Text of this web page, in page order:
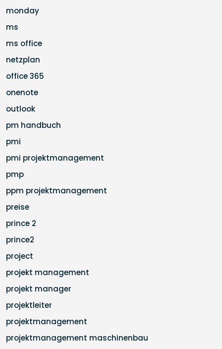
monday
ms
ms office
netzplan
office 365
onenote
outlook
pm handbuch
pmi
pmi projektmanagement
pmp
ppm projektmanagement
preise
prince 2
prince2
project
projekt management
projekt manager
projektleiter
projektmanagement
projektmanagement maschinenbau